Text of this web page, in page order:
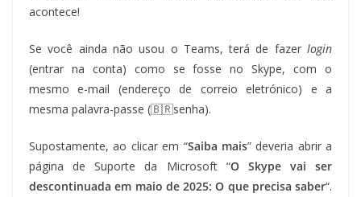
acontece!
Se você ainda não usou o Teams, terá de fazer login
(entrar na conta) como se fosse no Skype, com o
mesmo e-mail (endereço de correio eletrónico) e a
mesma palavra-passe (🇧🇷senha).
Supostamente, ao clicar em “Saiba mais” deveria abrir a
página de Suporte da Microsoft “O Skype vai ser
descontinuada em maio de 2025: O que precisa saber“.